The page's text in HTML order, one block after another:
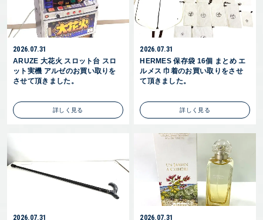
2026.07.31
ARUZE 大花火 スロット台 スロ
ット実機 アルゼのお買い取りを
させて頂きました。
詳しく見る
2026.07.31
HERMES 保存袋 16個 まとめ エ
ルメス 巾着のお買い取りをさせ
て頂きました。
詳しく見る
2026.07.31
2026.07.31